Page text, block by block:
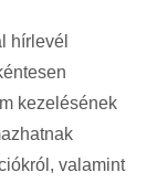
hírlevél
kezelésének
valamint